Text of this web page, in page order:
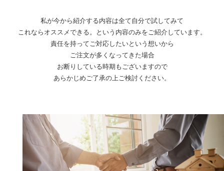
私が今から紹介する内容は全て自分で試してみて
これならオススメできる。
という内容のみをご紹介しています。
責任を持ってご対応したいという想いから
ご注文が多くなってきた場合
お断りしている時期もございますので
あらかじめご了承の上ご検討ください。